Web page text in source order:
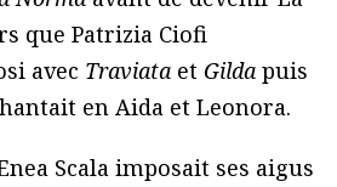
que Patrizia Ciofi
avec Traviata et Gilda puis
en Aida et Leonora.
Scala imposait ses aigus